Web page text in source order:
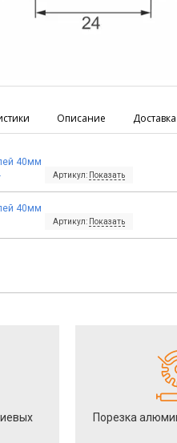
Описание
40мм
Артикул: Показать
40мм
Артикул: Показать
Порезка